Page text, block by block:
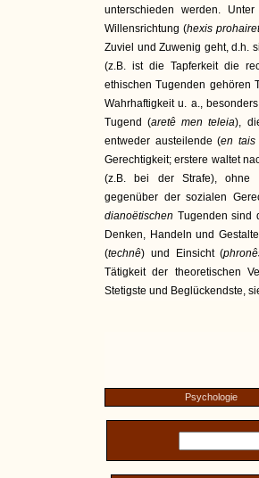
unterschieden werden.
Willensrichtung (hexis
Zuviel und Zuwenig geht, d.h.
(z.B. ist die Tapferkeit die
ethischen Tugenden gehören
Wahrhaftigkeit u. a.,
Tugend (aretê men teleia),
entweder austeilende (en tais
Gerechtigkeit; erstere waltet
(z.B. bei der Strafe), ohne
gegenüber der sozialen
dianoëtischen Tugenden sind
Denken, Handeln und
(technê) und Einsicht (
Tätigkeit der theoretischen
Stetigste und Beglückendste,
Psychologie